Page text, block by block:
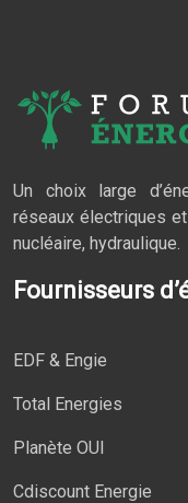
Un choix large
réseaux électriques
nucléaire, hydraulique.
Fournisseurs
EDF & Engie
Total Energies
Planète OUI
Cdiscount Energie